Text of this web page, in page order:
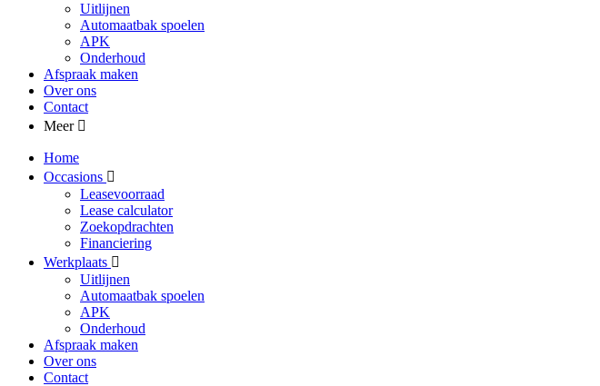
Uitlijnen
Automaatbak spoelen
APK
Onderhoud
Afspraak maken
Over ons
Contact
Meer
Home
Occasions
Leasevoorraad
Lease calculator
Zoekopdrachten
Financiering
Werkplaats
Uitlijnen
Automaatbak spoelen
APK
Onderhoud
Afspraak maken
Over ons
Contact